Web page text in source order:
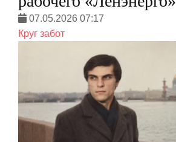
07.05.2026 07:17
Круг забот